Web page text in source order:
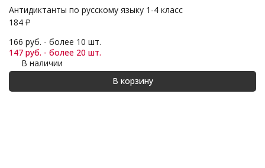
Антидиктанты по русскому языку 1-4 класс
184 ₽
166 руб. - более 10 шт.
147 руб. - более 20 шт.
В наличии
В корзину